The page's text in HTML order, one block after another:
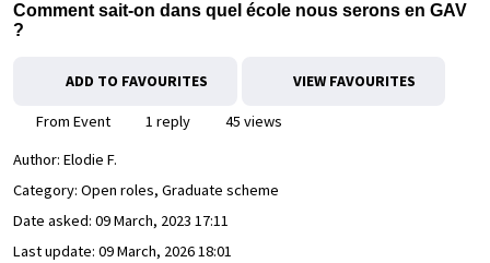
Comment sait-on dans quel école nous serons en GAV
?
ADD TO FAVOURITES VIEW FAVOURITES
From Event 1 reply
45 views
Author: Elodie F.
Category: Open roles, Graduate scheme
Date asked: 09 March, 2023 17:11
Last update: 09 March, 2026 18:01